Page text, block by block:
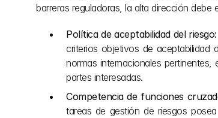
barreras reguladoras, la alta dirección
Política de aceptabilidad del riesgo:
criterios objetivos de aceptabilidad
normas internacionales
partes interesadas.
Competencia de funciones
tareas de gestión de riesgos